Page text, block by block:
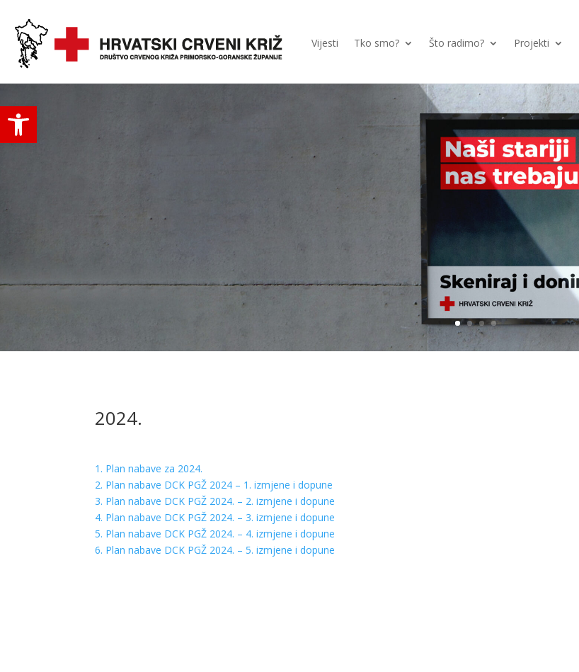
Open toolbar
Vijesti Tko smo? Što radimo? Projekti
2024.
1. Plan nabave za 2024.
2. Plan nabave DCK PGŽ 2024 – 1. izmjene i dopune
3. Plan nabave DCK PGŽ 2024. – 2. izmjene i dopune
4. Plan nabave DCK PGŽ 2024. – 3. izmjene i dopune
5. Plan nabave DCK PGŽ 2024. – 4. izmjene i dopune
6. Plan nabave DCK PGŽ 2024. – 5. izmjene i dopune